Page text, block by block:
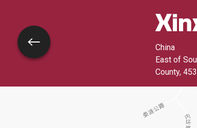
China
East of
County,
Retour